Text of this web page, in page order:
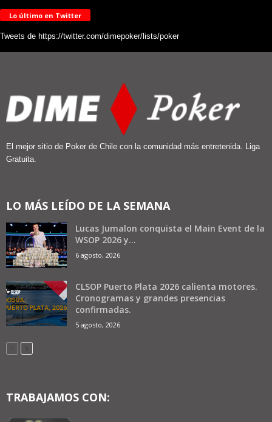
Lo último en Twitter
Tweets de https://twitter.com/dimepoker/lists/poker
El mejor sitio de Poker de Chile con la comunidad más entretenida. Liga
Gratuita.
LO MÁS LEÍDO DE LA SEMANA
Lucas Jumalon conquista el Main Event de la
WSOP 2026 y...
6 agosto, 2026
CLSOP Puerto Plata 2026 calienta motores.
Cronogramas y grandes presencias
confirmadas.
5 agosto, 2026
TRABAJAMOS CON: